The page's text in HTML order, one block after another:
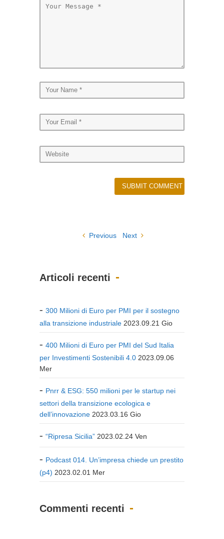
Previous Next
Articoli recenti
300 Milioni di Euro per PMI per il sostegno
alla transizione industriale 2023.09.21 Gio
400 Milioni di Euro per PMI del Sud Italia
per Investimenti Sostenibili 4.0 2023.09.06
Mer
Pnrr & ESG: 550 milioni per le startup nei
settori della transizione ecologica e
dell’innovazione 2023.03.16 Gio
“Ripresa Sicilia” 2023.02.24 Ven
Podcast 014. Un’impresa chiede un prestito
(p4) 2023.02.01 Mer
Commenti recenti